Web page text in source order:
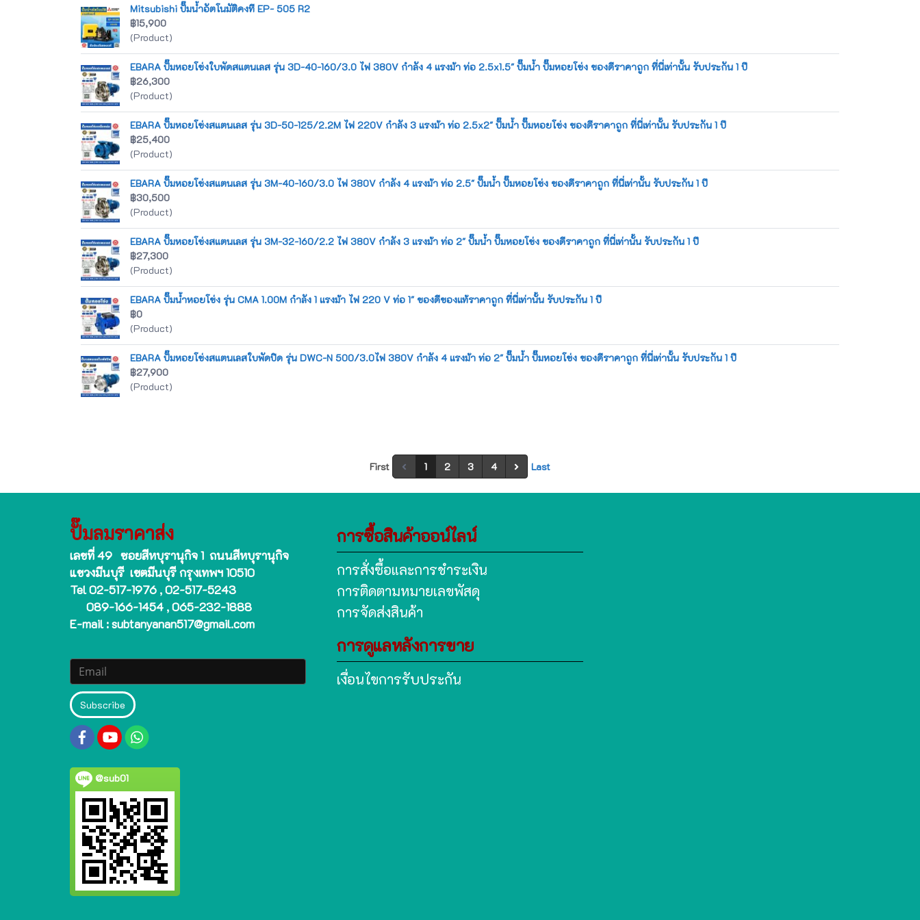
Mitsubishi ปั๊มน้ำอัตโนมัติคงที EP- 505 R2
฿15,900
(Product)
EBARA ปั๊มหอยโข่งใบพัดสแตนเลส รุ่น 3D-40-160/3.0 ไฟ 380V กำลัง 4 แรงม้า ท่อ 2.5x1.5" ปั๊มน้ำ ปั๊มหอยโข่ง ของดีราคาถูก ที่นี่เท่านั้น รับประกัน 1 ปี
฿26,300
(Product)
EBARA ปั๊มหอยโข่งสแตนเลส รุ่น 3D-50-125/2.2M ไฟ 220V กำลัง 3 แรงม้า ท่อ 2.5x2" ปั๊มน้ำ ปั๊มหอยโข่ง ของดีราคาถูก ที่นี่เท่านั้น รับประกัน 1 ปี
฿25,400
(Product)
EBARA ปั๊มหอยโข่งสแตนเลส รุ่น 3M-40-160/3.0 ไฟ 380V กำลัง 4 แรงม้า ท่อ 2.5" ปั๊มน้ำ ปั๊มหอยโข่ง ของดีราคาถูก ที่นี่เท่านั้น รับประกัน 1 ปี
฿30,500
(Product)
EBARA ปั๊มหอยโข่งสแตนเลส รุ่น 3M-32-160/2.2 ไฟ 380V กำลัง 3 แรงม้า ท่อ 2" ปั๊มน้ำ ปั๊มหอยโข่ง ของดีราคาถูก ที่นี่เท่านั้น รับประกัน 1 ปี
฿27,300
(Product)
EBARA ปั๊มน้ำหอยโข่ง รุ่น CMA 1.00M กำลัง 1 แรงม้า ไฟ 220 V ท่อ 1" ของดีของแท้ราคาถูก ที่นี่เท่านั้น รับประกัน 1 ปี
฿0
(Product)
EBARA ปั๊มหอยโข่งสแตนเลสใบพัดปิด รุ่น DWC-N 500/3.0ไฟ 380V กำลัง 4 แรงม้า ท่อ 2" ปั๊มน้ำ ปั๊มหอยโข่ง ของดีราคาถูก ที่นี่เท่านั้น รับประกัน 1 ปี
฿27,900
(Product)
First 1 2 3 4 Last
ปั๊มลมราคาส่ง
เลขที่ 49 ซอยสีหบุรานุกิจ 1 ถนนสีหบุรานุกิจ
แขวงมีนบุรี เขตมีนบุรี กรุงเทพฯ 10510
Tel 02-517-1976 , 02-517-5243
089-166-1454 , 065-232-1888
E-mail : subtanyanan517@gmail.com
Subscribe
@sub01
การซื้อสินค้าออน์ไลน์
การสั่งซื้อและการชำระเงิน
การติดตามหมายเลขพัสดุ
การจัดส่งสินค้า
การดูแลหลังการขาย
เงื่อนไขการรับประกัน